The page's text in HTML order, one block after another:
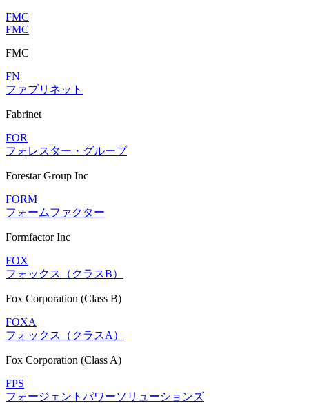
FMC
FMC
FMC
FN
ファブリネット
Fabrinet
FOR
フォレスター・グループ
Forestar Group Inc
FORM
フォームファクター
Formfactor Inc
FOX
フォックス（クラスB）
Fox Corporation (Class B)
FOXA
フォックス（クラスA）
Fox Corporation (Class A)
FPS
フォージェントパワーソリューションズ